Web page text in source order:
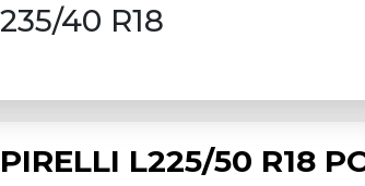
235/40 R18
PIRELLI L225/50 R18